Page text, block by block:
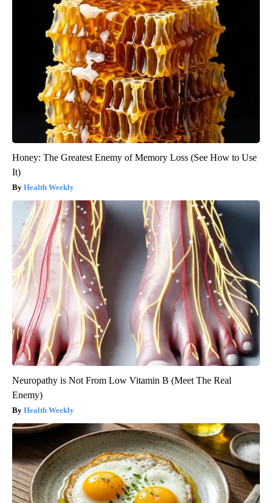
Honey: The Greatest Enemy of Memory Loss (See How to Use
It)
Health Weekly
Neuropathy is Not From Low Vitamin B (Meet The Real
Enemy)
Health Weekly